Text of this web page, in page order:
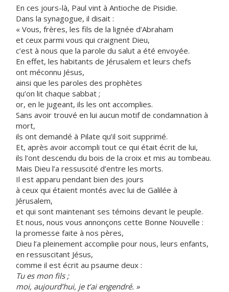
En ces jours-là, Paul vint à Antioche de Pisidie.
Dans la synagogue, il disait :
« Vous, frères, les fils de la lignée d’Abraham
et ceux parmi vous qui craignent Dieu,
c’est à nous que la parole du salut a été envoyée.
En effet, les habitants de Jérusalem et leurs chefs
ont méconnu Jésus,
ainsi que les paroles des prophètes
qu’on lit chaque sabbat ;
or, en le jugeant, ils les ont accomplies.
Sans avoir trouvé en lui aucun motif de condamnation à
mort,
ils ont demandé à Pilate qu’il soit supprimé.
Et, après avoir accompli tout ce qui était écrit de lui,
ils l’ont descendu du bois de la croix et mis au tombeau.
Mais Dieu l’a ressuscité d’entre les morts.
Il est apparu pendant bien des jours
à ceux qui étaient montés avec lui de Galilée à
Jérusalem,
et qui sont maintenant ses témoins devant le peuple.
Et nous, nous vous annonçons cette Bonne Nouvelle :
la promesse faite à nos pères,
Dieu l’a pleinement accomplie pour nous, leurs enfants,
en ressuscitant Jésus,
comme il est écrit au psaume deux :
Tu es mon fils ;
moi, aujourd’hui, je t’ai engendré. »